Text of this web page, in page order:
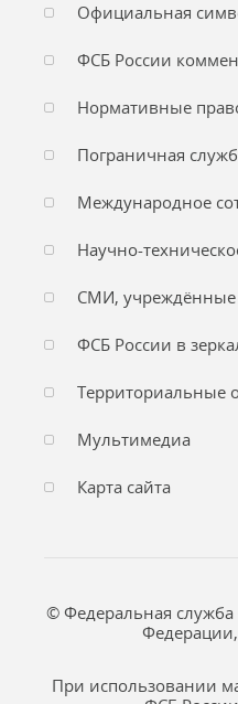
Официальная
ФСБ России
Нормативные
Пограничная
Международное
Научно-
СМИ, учреждённые
ФСБ России в
Территориальные
Мультимедиа
Карта сайта
© Федеральная служба
При использовании